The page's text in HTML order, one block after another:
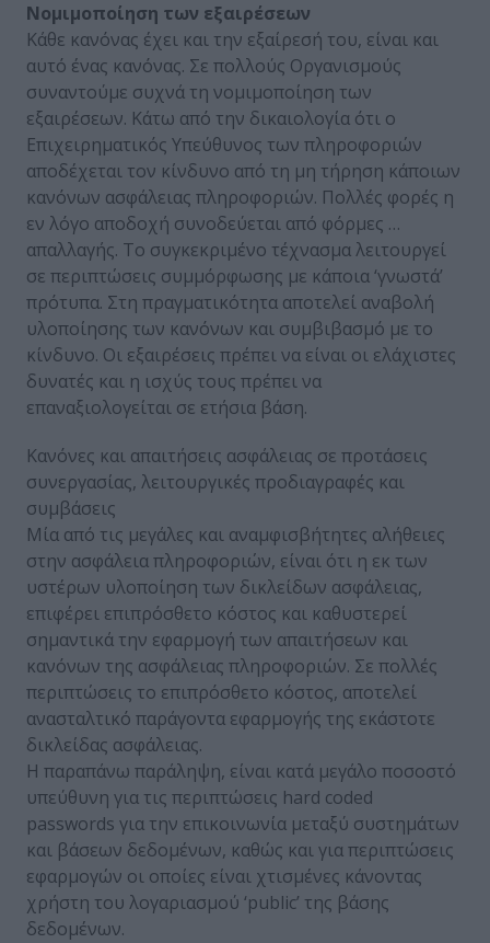
Νομιμοποίηση των εξαιρέσεων
Κάθε κανόνας έχει και την εξαίρεσή του, είναι και
αυτό ένας κανόνας. Σε πολλούς Οργανισμούς
συναντούμε συχνά τη νομιμοποίηση των
εξαιρέσεων. Κάτω από την δικαιολογία ότι ο
Επιχειρηματικός Υπεύθυνος των πληροφοριών
αποδέχεται τον κίνδυνο από τη μη τήρηση κάποιων
κανόνων ασφάλειας πληροφοριών. Πολλές φορές η
εν λόγο αποδοχή συνοδεύεται από φόρμες …
απαλλαγής. Το συγκεκριμένο τέχνασμα λειτουργεί
σε περιπτώσεις συμμόρφωσης με κάποια ‘γνωστά’
πρότυπα. Στη πραγματικότητα αποτελεί αναβολή
υλοποίησης των κανόνων και συμβιβασμό με το
κίνδυνο. Οι εξαιρέσεις πρέπει να είναι οι ελάχιστες
δυνατές και η ισχύς τους πρέπει να
επαναξιολογείται σε ετήσια βάση.
Κανόνες και απαιτήσεις ασφάλειας σε προτάσεις
συνεργασίας, λειτουργικές προδιαγραφές και
συμβάσεις
Μία από τις μεγάλες και αναμφισβήτητες αλήθειες
στην ασφάλεια πληροφοριών, είναι ότι η εκ των
υστέρων υλοποίηση των δικλείδων ασφάλειας,
επιφέρει επιπρόσθετο κόστος και καθυστερεί
σημαντικά την εφαρμογή των απαιτήσεων και
κανόνων της ασφάλειας πληροφοριών. Σε πολλές
περιπτώσεις το επιπρόσθετο κόστος, αποτελεί
ανασταλτικό παράγοντα εφαρμογής της εκάστοτε
δικλείδας ασφάλειας.
Η παραπάνω παράληψη, είναι κατά μεγάλο ποσοστό
υπεύθυνη για τις περιπτώσεις hard coded
passwords για την επικοινωνία μεταξύ συστημάτων
και βάσεων δεδομένων, καθώς και για περιπτώσεις
εφαρμογών οι οποίες είναι χτισμένες κάνοντας
χρήστη του λογαριασμού ‘public’ της βάσης
δεδομένων.